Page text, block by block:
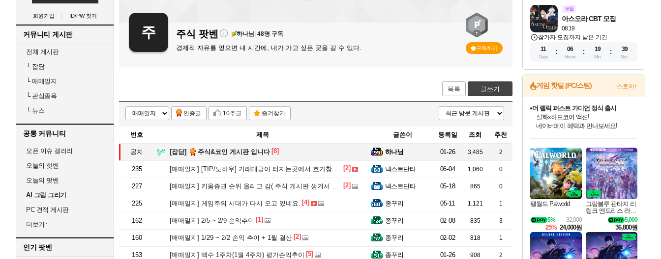
회원가입 ID/PW 찾기
커뮤니티 게시판
전체 게시판
└잡담
└매매일지
└관심종목
└뉴스
공통 커뮤니티
오픈 이슈 갤러리
오늘의 핫벤
오늘의 팟벤
AI 그림 그리기
PC 견적 게시판
더보기
인기 팟벤
주 주식 팟벤 하나님 48명 구독
경제적 자유를 얻으면 내 시간에, 내가 가고 싶은 곳을 갈 수 있다. 구독하기
목록 글쓰기
인증글 10추글 즐겨찾기
번호 제목 글쓴이 등록일 조회 추천
공지 [잡담] 주식&코인 게시판 입니다 [8] 하나님 01-26 3,485 2
235 [매매일지] [TIP/노하우] 거래대금이 터지는곳에서 호가창 보면서 실시간으로 단타매매합니다. [2] 넥스트단타 06-04 1,060 0
227 [매매일지] 키움증권 순위 올리고 감( 주식 게시판 생겨서 너무 좋네 ) [2] 넥스트단타 05-18 865 0
225 [매매일지] 게임주의 시대가 다시 오고 있네요. [4] 종꾸리 05-11 1,121 1
162 [매매일지] 2/5 ~ 2/9 손익추이 [1] 종꾸리 02-08 835 3
160 [매매일지] 1/29 ~ 2/2 손익 추이 + 1월 결산 [2] 종꾸리 02-02 818 1
153 [매매일지] 백수 1주차(1월 4주차) 평가손익추이 [5] 종꾸리 01-26 908 2
모집
08.19
아스오라 CBT 모집
참가자 모집까지 남은 기간
11
Days
06
Hours
19
Min
38
Sec
게임 핫딜 (PC/스팀) 스토어+
최대 90% 할인가를 만나보세요!
네이버혜택과 함께 만나보세요!
50%할인&추가 적립까지!
네이버 포인트 혜택까지!
이니&베니 혜택까지!
네이버 혜택가와 함께 예약하세요!
할인&네이버혜택으로 만나보세요!
더 렐릭 퍼스트 가디언 정식 출시
설화x하드코어 액션!
네이버페이 혜택과 만나보세요!
40주년 프로모션으로 만나보세요!
할인가에 만나보세요!
일부 에디션 상시 할인!
혜택으로 예약 판매 중
편안하게 충전하세요
팰월드 Palworld
32,000
5%
25% 24,000원
그랑블루 판타지 리
링크 엔드리스 라그
나로크 업그레이드
킷 Granblue Fantasy
Relink Endless Ragn
arok Upgrade Kit DL
C
5,000
36,800원